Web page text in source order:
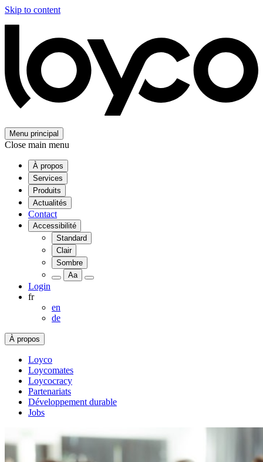
Skip to content
Menu principal
Close main menu
À propos
Services
Produits
Actualités
Contact
Accessibilité
Standard
Clair
Sombre
Aa
Login
fr
en
de
À propos
Loyco
Loycomates
Loycocracy
Partenariats
Développement durable
Jobs